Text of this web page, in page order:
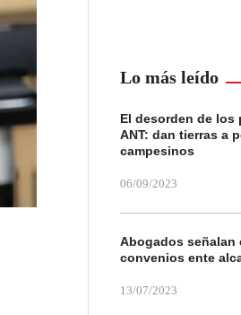
Lo más leído
El desorden de los
ANT: dan tierras a
campesinos
06/09/2023
Abogados señalan
convenios ente
13/07/2023